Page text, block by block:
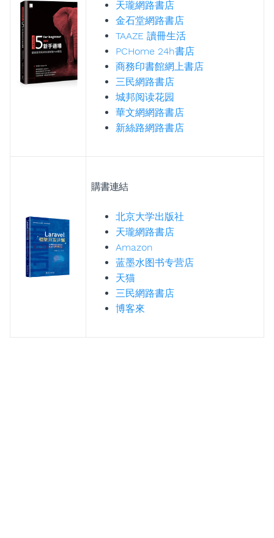
天瓏網路書店
金石堂網路書店
TAAZE 讀冊生活
PCHome 24h書店
商務印書館網上書店
三民網路書店
城邦阅读花园
華文網網路書店
新絲路網路書店
購書連結
北京大学出版社
天瓏網路書店
Amazon
蓝墨水图书专营店
天猫
三民網路書店
博客來